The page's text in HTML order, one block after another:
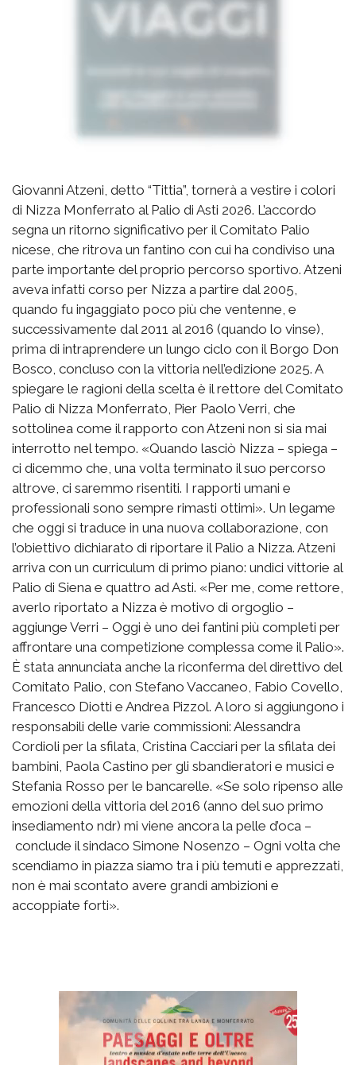
Giovanni Atzeni, detto “Tittia”, tornerà a vestire i colori
di Nizza Monferrato al Palio di Asti 2026. L’accordo
segna un ritorno significativo per il Comitato Palio
nicese, che ritrova un fantino con cui ha condiviso una
parte importante del proprio percorso sportivo. Atzeni
aveva infatti corso per Nizza a partire dal 2005,
quando fu ingaggiato poco più che ventenne, e
successivamente dal 2011 al 2016 (quando lo vinse),
prima di intraprendere un lungo ciclo con il Borgo Don
Bosco, concluso con la vittoria nell’edizione 2025. A
spiegare le ragioni della scelta è il rettore del Comitato
Palio di Nizza Monferrato, Pier Paolo Verri, che
sottolinea come il rapporto con Atzeni non si sia mai
interrotto nel tempo. «Quando lasciò Nizza – spiega –
ci dicemmo che, una volta terminato il suo percorso
altrove, ci saremmo risentiti. I rapporti umani e
professionali sono sempre rimasti ottimi». Un legame
che oggi si traduce in una nuova collaborazione, con
l’obiettivo dichiarato di riportare il Palio a Nizza. Atzeni
arriva con un curriculum di primo piano: undici vittorie al
Palio di Siena e quattro ad Asti. «Per me, come rettore,
averlo riportato a Nizza è motivo di orgoglio –
aggiunge Verri – Oggi è uno dei fantini più completi per
affrontare una competizione complessa come il Palio».
È stata annunciata anche la riconferma del direttivo del
Comitato Palio, con Stefano Vaccaneo, Fabio Covello,
Francesco Diotti e Andrea Pizzol. A loro si aggiungono i
responsabili delle varie commissioni: Alessandra
Cordioli per la sfilata, Cristina Cacciari per la sfilata dei
bambini, Paola Castino per gli sbandieratori e musici e
Stefania Rosso per le bancarelle. «Se solo ripenso alle
emozioni della vittoria del 2016 (anno del suo primo
insediamento ndr) mi viene ancora la pelle d’oca –
conclude il sindaco Simone Nosenzo – Ogni volta che
scendiamo in piazza siamo tra i più temuti e apprezzati,
non è mai scontato avere grandi ambizioni e
accoppiate forti».